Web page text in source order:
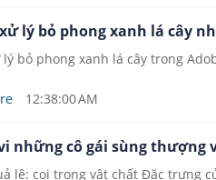
lý bỏ phong xanh lá cây
bỏ phong xanh lá cây trong
12:38:00 AM
những cô gái sùng thượng
lê: coi trọng vật chất Đặc trưng